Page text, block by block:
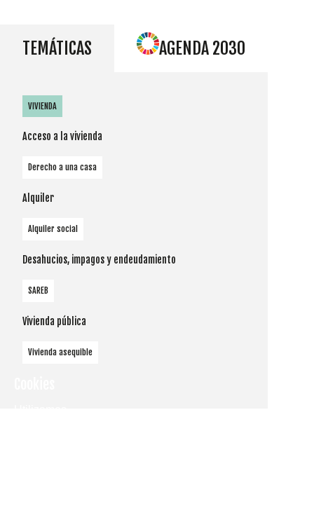
TEMÁTICAS AGENDA 2030
VIVIENDA
Acceso a la vivienda
Derecho a una casa
Alquiler
Alquiler social
Desahucios, impagos y endeudamiento
SAREB
Vivienda pública
Vivienda asequible